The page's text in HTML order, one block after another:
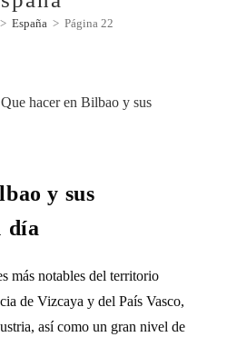
> España > Página 22
y sus
día
más notables del territorio
de Vizcaya y del País Vasco,
así como un gran nivel de